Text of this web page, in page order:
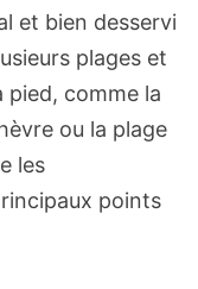
et bien desservi
plages et
pied, comme la
ou la plage
les
points